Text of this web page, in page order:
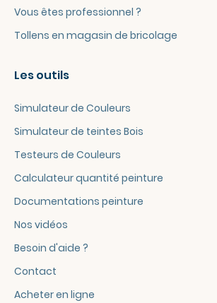
Vous êtes professionnel ?
Tollens en magasin de bricolage
Les outils
Simulateur de Couleurs
Simulateur de teintes Bois
Testeurs de Couleurs
Calculateur quantité peinture
Documentations peinture
Nos vidéos
Besoin d'aide ?
Contact
Acheter en ligne